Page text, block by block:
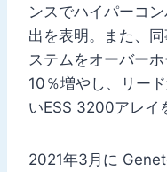
ンスでハイパーコ
出を表明。また、
ステムをオーバー
10％増やし、リー
いESS 3200アレイ
2021年3月に